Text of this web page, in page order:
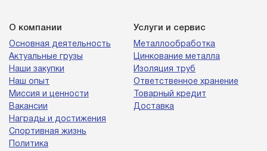
О компании
Основная деятельность
Актуальные грузы
Наши закупки
Наш опыт
Миссия и ценности
Вакансии
Награды и достижения
Спортивная жизнь
Политика
Услуги и сервис
Металлообработка
Цинкование металла
Изоляция труб
Ответственное хранение
Товарный кредит
Доставка